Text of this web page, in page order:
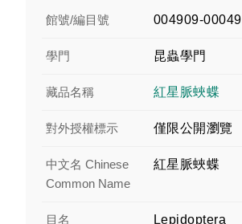
館號/編目號 004909-00049
學門 昆蟲學門
藏品名稱 紅星脈蛺蝶
對外授權標示 僅限公開瀏覽
中文名 Chinese
Common Name
紅星脈蛺蝶
目名 Lepidoptera